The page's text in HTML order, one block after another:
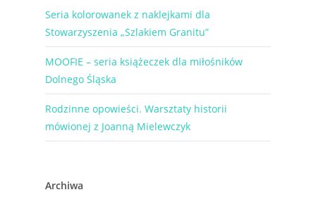
Seria kolorowanek z naklejkami dla
Stowarzyszenia „Szlakiem Granitu”
MOOFIE – seria książeczek dla miłośników
Dolnego Śląska
Rodzinne opowieści. Warsztaty historii
mówionej z Joanną Mielewczyk
Archiwa